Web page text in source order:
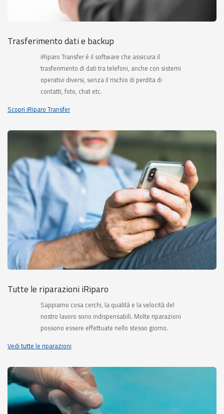
Trasferimento dati e backup
iRiparo Transfer è il software che assicura il
trasferimento di dati tra telefoni, anche con sistemi
operativi diversi, senza il rischio di perdita di
contatti, foto, chat etc.
Scopri iRiparo Transfer
Tutte le riparazioni iRiparo
Sappiamo cosa cerchi, la qualità e la velocità del
nostro lavoro sono indispensabili. Molte riparazioni
possono essere effettuate nello stesso giorno.
Vedi tutte le riparazioni